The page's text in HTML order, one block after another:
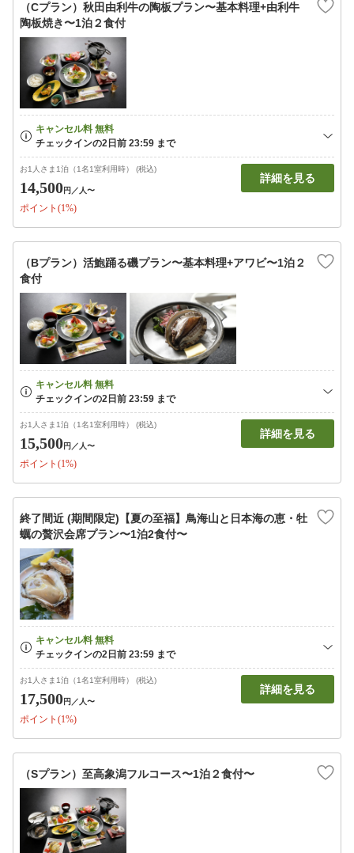
（Cプラン）秋田由利牛の陶板プラン〜基本料理+由利牛
陶板焼き〜1泊２食付
お1人さま1泊（1名1室利用時） (税込)
14,500円 ／人〜
ポイント(1%)
詳細を見る
（Bプラン）活鮑踊る磯プラン〜基本料理+アワビ〜1泊２
食付
お1人さま1泊（1名1室利用時） (税込)
15,500円 ／人〜
ポイント(1%)
詳細を見る
終了間近 (期間限定)【夏の至福】鳥海山と日本海の恵・牡
蠣の贅沢会席プラン〜1泊2食付〜
お1人さま1泊（1名1室利用時） (税込)
17,500円 ／人〜
ポイント(1%)
詳細を見る
（Sプラン）至高象潟フルコース〜1泊２食付〜